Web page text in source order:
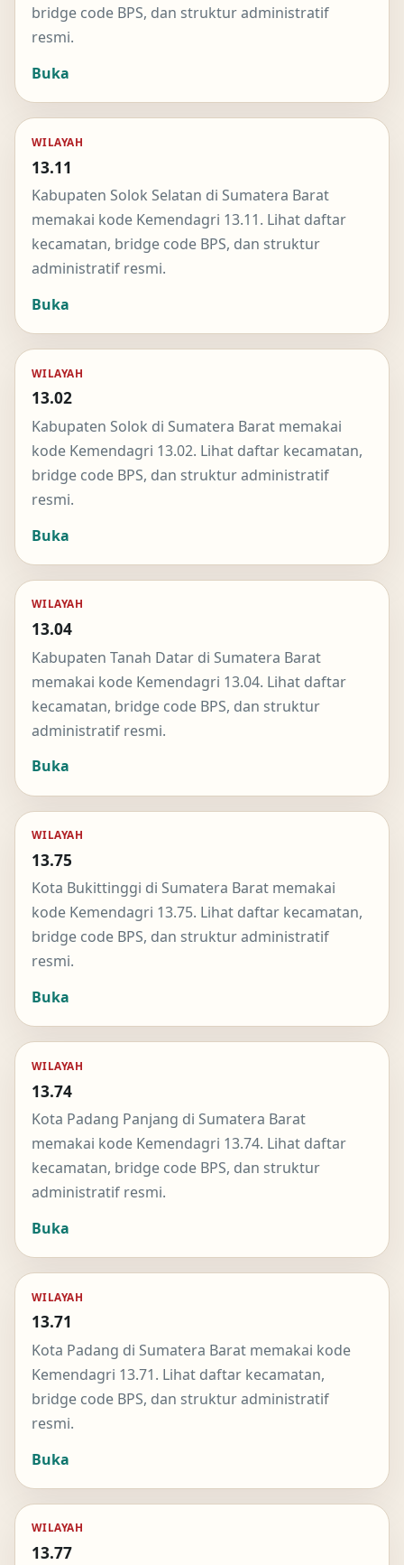
bridge code BPS, dan struktur administratif
resmi.
Buka
WILAYAH
13.11
Kabupaten Solok Selatan di Sumatera Barat
memakai kode Kemendagri 13.11. Lihat daftar
kecamatan, bridge code BPS, dan struktur
administratif resmi.
Buka
WILAYAH
13.02
Kabupaten Solok di Sumatera Barat memakai
kode Kemendagri 13.02. Lihat daftar kecamatan,
bridge code BPS, dan struktur administratif
resmi.
Buka
WILAYAH
13.04
Kabupaten Tanah Datar di Sumatera Barat
memakai kode Kemendagri 13.04. Lihat daftar
kecamatan, bridge code BPS, dan struktur
administratif resmi.
Buka
WILAYAH
13.75
Kota Bukittinggi di Sumatera Barat memakai
kode Kemendagri 13.75. Lihat daftar kecamatan,
bridge code BPS, dan struktur administratif
resmi.
Buka
WILAYAH
13.74
Kota Padang Panjang di Sumatera Barat
memakai kode Kemendagri 13.74. Lihat daftar
kecamatan, bridge code BPS, dan struktur
administratif resmi.
Buka
WILAYAH
13.71
Kota Padang di Sumatera Barat memakai kode
Kemendagri 13.71. Lihat daftar kecamatan,
bridge code BPS, dan struktur administratif
resmi.
Buka
WILAYAH
13.77